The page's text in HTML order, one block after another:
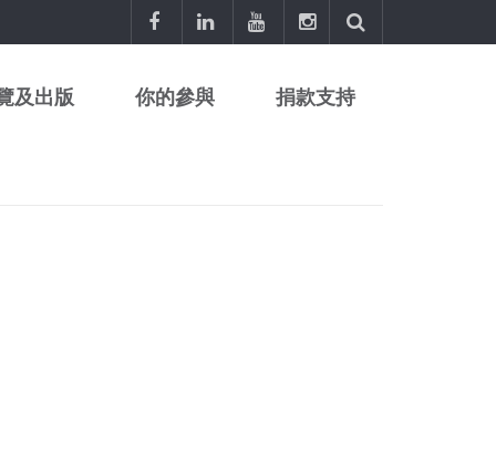
及出版 你的參與 捐款支持